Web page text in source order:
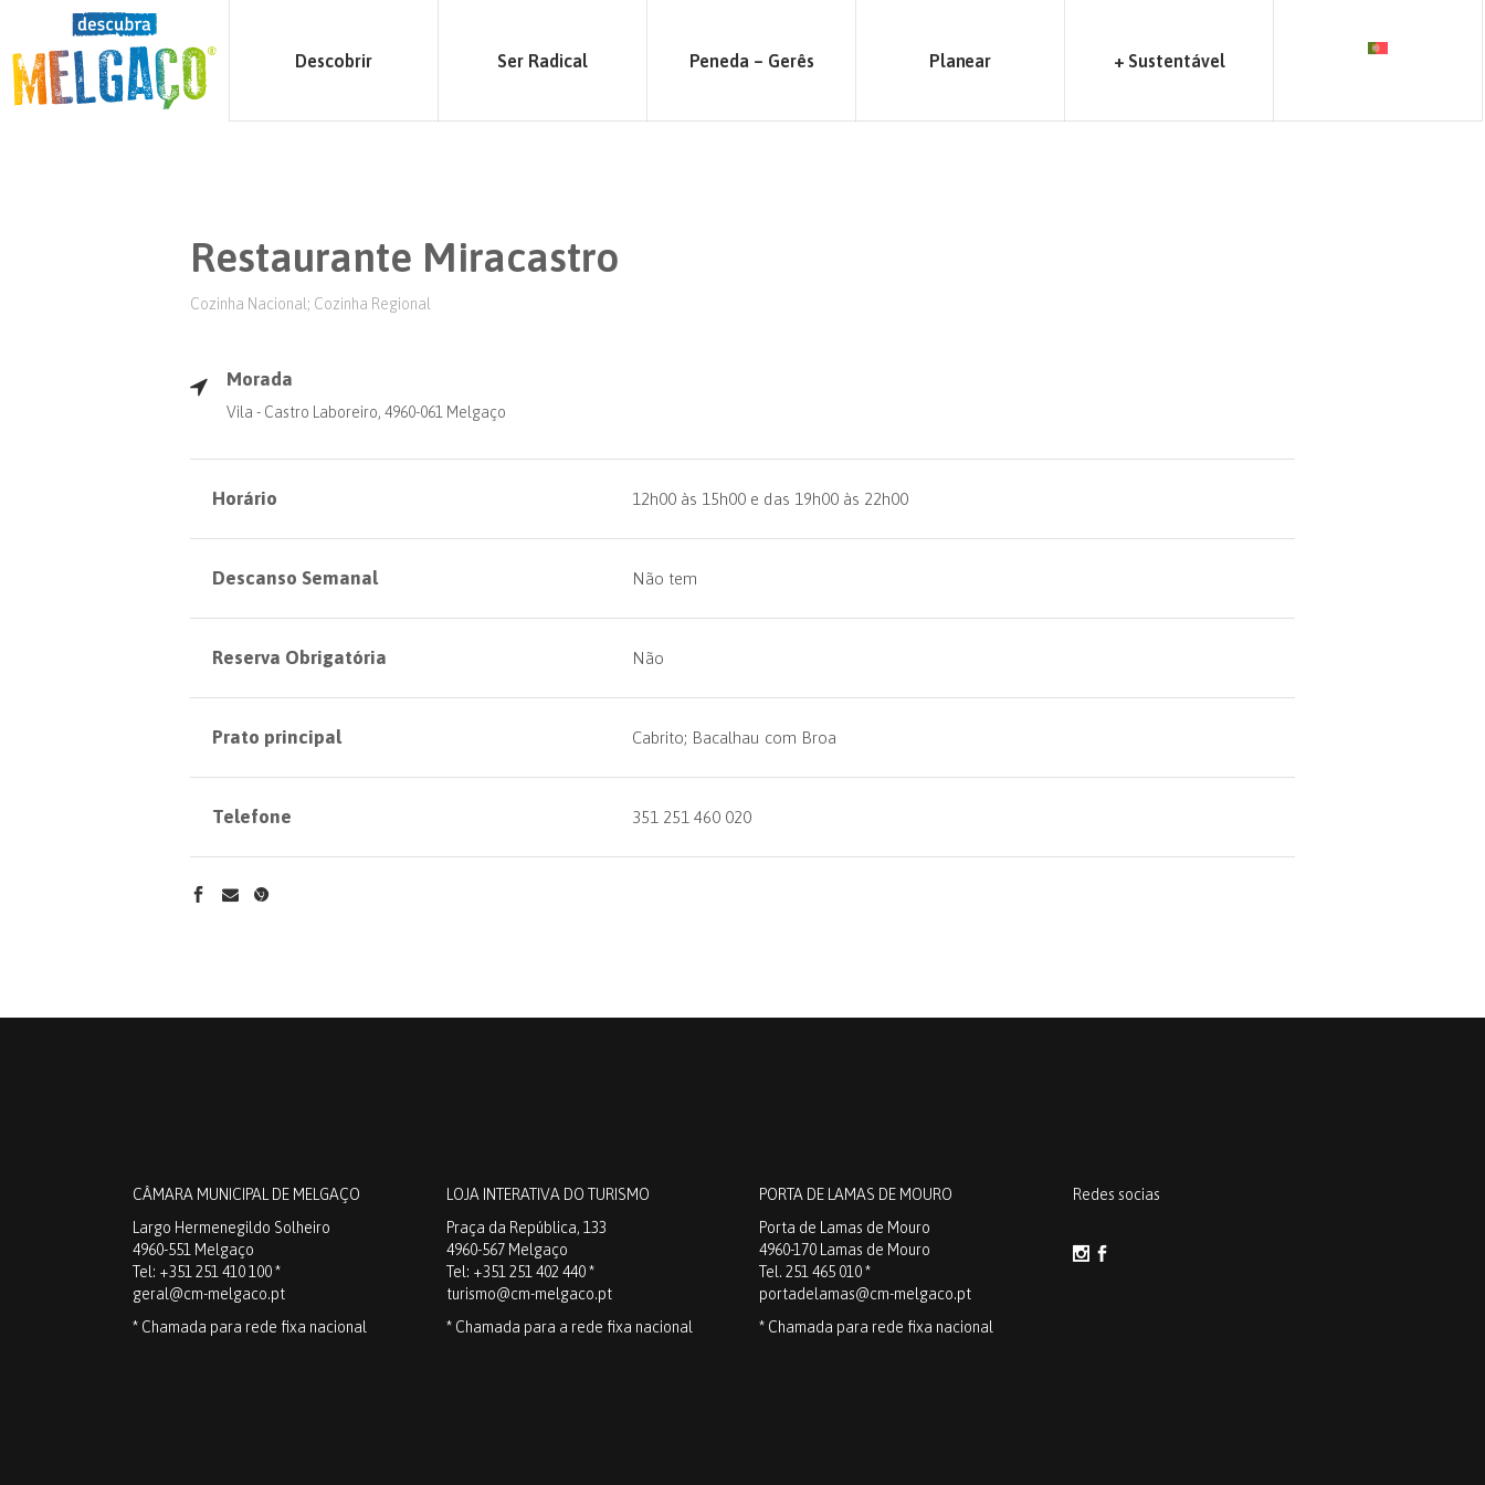
Descobrir Ser Radical Peneda – Gerês Planear + Sustentável
Restaurante Miracastro
Cozinha Nacional; Cozinha Regional
Morada
Vila - Castro Laboreiro, 4960-061 Melgaço
Horário 12h00 às 15h00 e das 19h00 às 22h00
Descanso Semanal Não tem
Reserva Obrigatória Não
Prato principal Cabrito; Bacalhau com Broa
Telefone 351 251 460 020
CÂMARA MUNICIPAL DE MELGAÇO
Largo Hermenegildo Solheiro
4960-551 Melgaço
Tel: +351 251 410 100 *
geral@cm-melgaco.pt
* Chamada para rede fixa nacional
LOJA INTERATIVA DO TURISMO
Praça da República, 133
4960-567 Melgaço
Tel: +351 251 402 440 *
turismo@cm-melgaco.pt
* Chamada para a rede fixa nacional
PORTA DE LAMAS DE MOURO
Porta de Lamas de Mouro
4960-170 Lamas de Mouro
Tel. 251 465 010 *
portadelamas@cm-melgaco.pt
* Chamada para rede fixa nacional
Redes socias